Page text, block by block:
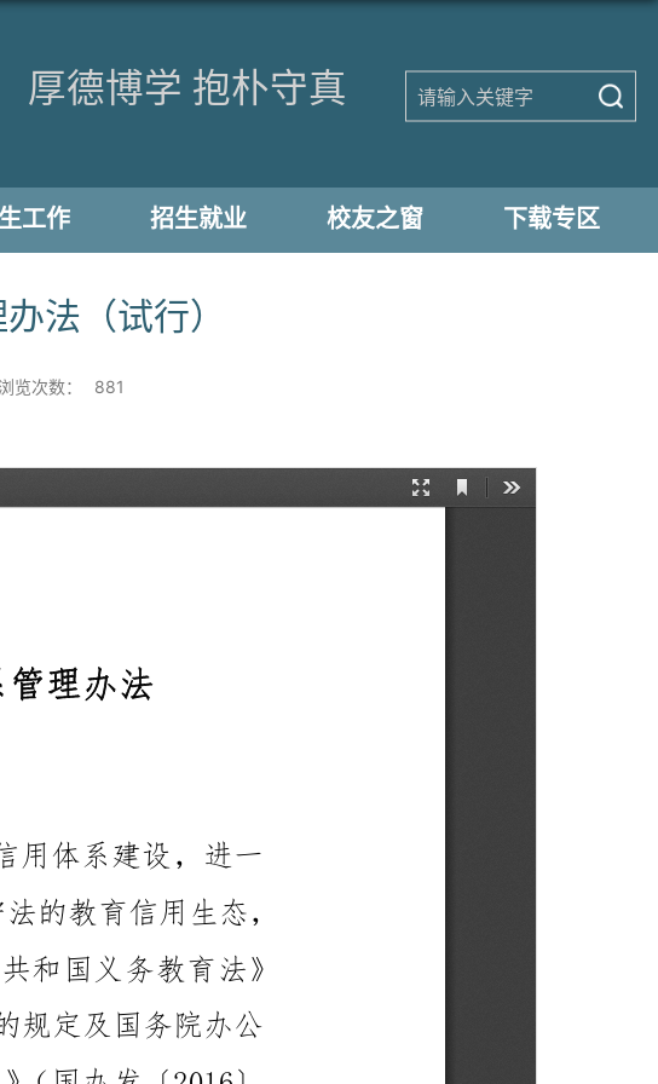
厚德博学 抱朴守真
工作 招生就业 校友之窗 下载专区
法（试行）
浏览次数： 881